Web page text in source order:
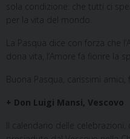
sola condizione: che tutti ci
per la vita del mondo.
La Pasqua dice con forza che
dona vita, l’Amore fa fiorire la
Buona Pasqua, carissimi amici,
+ Don Luigi Mansi, Vescovo
Il calendario delle celebrazioni,